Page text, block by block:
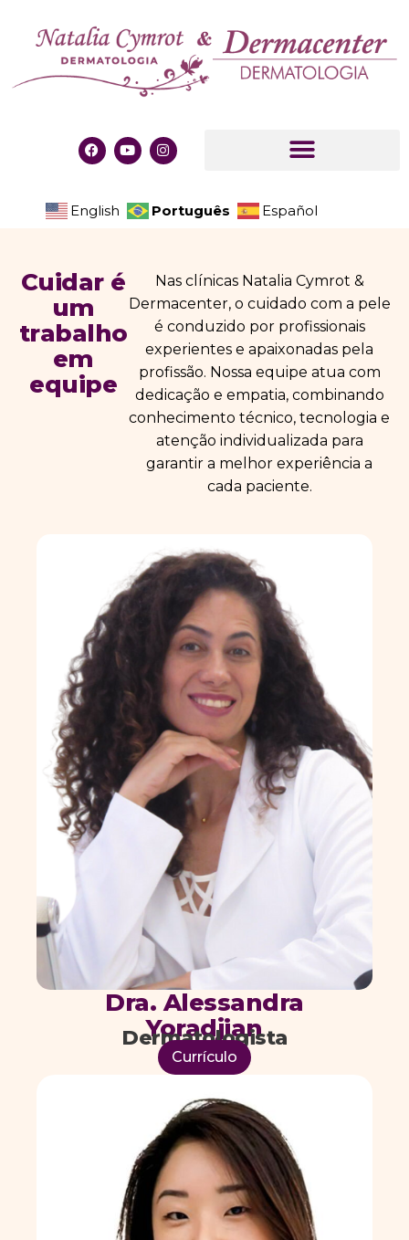
English Português Español
Cuidar é
um
trabalho
em
equipe
Nas clínicas Natalia Cymrot &
Dermacenter, o cuidado com a pele
é conduzido por profissionais
experientes e apaixonadas pela
profissão. Nossa equipe atua com
dedicação e empatia, combinando
conhecimento técnico, tecnologia e
atenção individualizada para
garantir a melhor experiência a
cada paciente.
Dra. Alessandra
Yoradjian
Dermatologista
Currículo